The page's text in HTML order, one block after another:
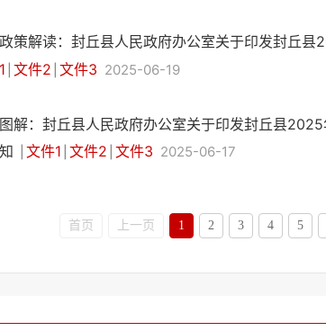
政策解读：封丘县人民政府办公室关于印发封丘
1 文件2 文件3 2025-06-19
图解：封丘县人民政府办公室关于印发封丘县
知
文件1 文件2 文件3 2025-06-17
首页 上一页 1 2 3 4 5